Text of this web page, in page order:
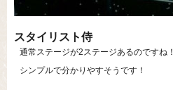
スタイリスト侍
通常ステージが2ステージあるのですね！
シンプルで分かりやすそうです！